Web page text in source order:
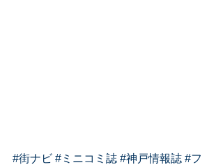
#街ナビ #ミニコミ誌 #神戸情報誌 #フ